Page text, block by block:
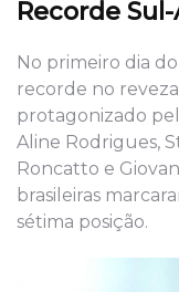
Recorde
No primeiro dia
recorde no
protagonizado
Aline Rodrigues,
Roncatto e
brasileiras
sétima posição.